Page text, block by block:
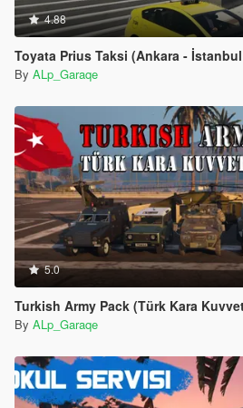
4.88
Toyata Prius Taksi (Ankara -
By ALp_Garaqe
5.0
Turkish Army Pack (Türk Kara
By ALp_Garaqe